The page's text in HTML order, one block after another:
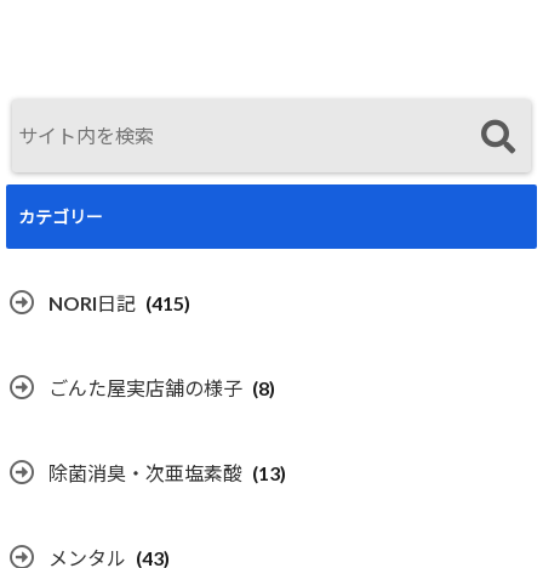
カテゴリー
NORI日記 (415)
ごんた屋実店舗の様子 (8)
除菌消臭・次亜塩素酸 (13)
メンタル (43)